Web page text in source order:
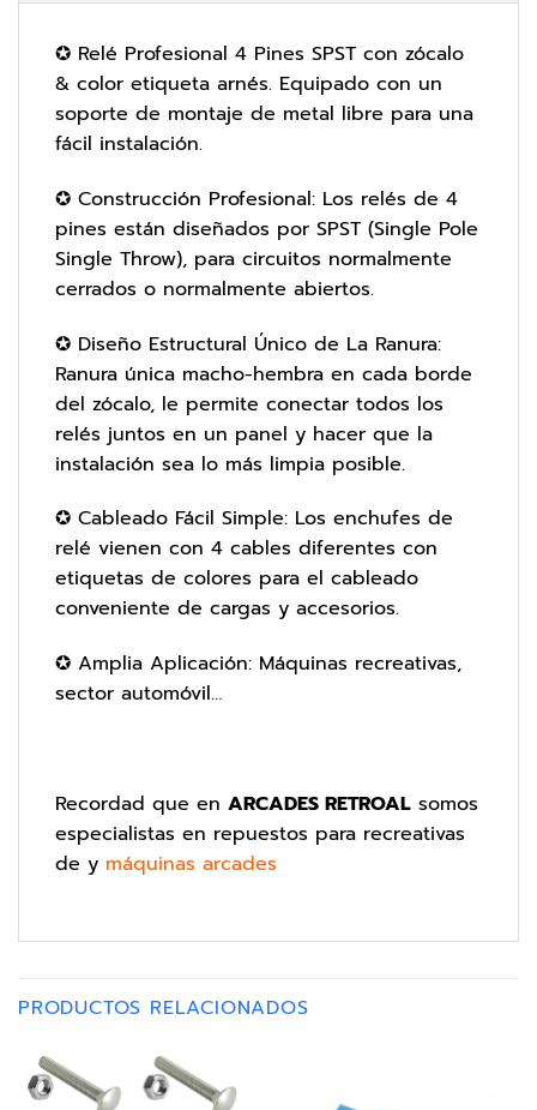
✪ Relé Profesional 4 Pines SPST con zócalo
& color etiqueta arnés. Equipado con un
soporte de montaje de metal libre para una
fácil instalación.
✪ Construcción Profesional: Los relés de 4
pines están diseñados por SPST (Single Pole
Single Throw), para circuitos normalmente
cerrados o normalmente abiertos.
✪ Diseño Estructural Único de La Ranura:
Ranura única macho-hembra en cada borde
del zócalo, le permite conectar todos los
relés juntos en un panel y hacer que la
instalación sea lo más limpia posible.
✪ Cableado Fácil Simple: Los enchufes de
relé vienen con 4 cables diferentes con
etiquetas de colores para el cableado
conveniente de cargas y accesorios.
✪ Amplia Aplicación: Máquinas recreativas,
sector automóvil…
Recordad que en ARCADES RETROAL somos
especialistas en repuestos para recreativas
de y máquinas arcades
PRODUCTOS RELACIONADOS